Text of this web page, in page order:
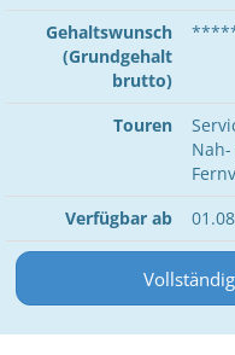
Gehaltswunsch
(Grundgehalt
brutto)
Touren
Verfügbar ab